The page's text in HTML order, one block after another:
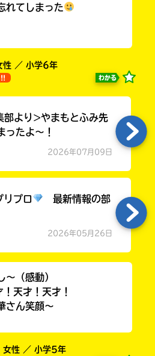
れてしまった
性 ／ 小学6年
!! わかる
より>やまもとふみ先
ったよ～！
2026年07月09日
リプロ
最新情報の部
2026年05月26日
〜（感動）
天才！天才！
さん笑顔〜
女性 ／ 小学5年
一
し
ね